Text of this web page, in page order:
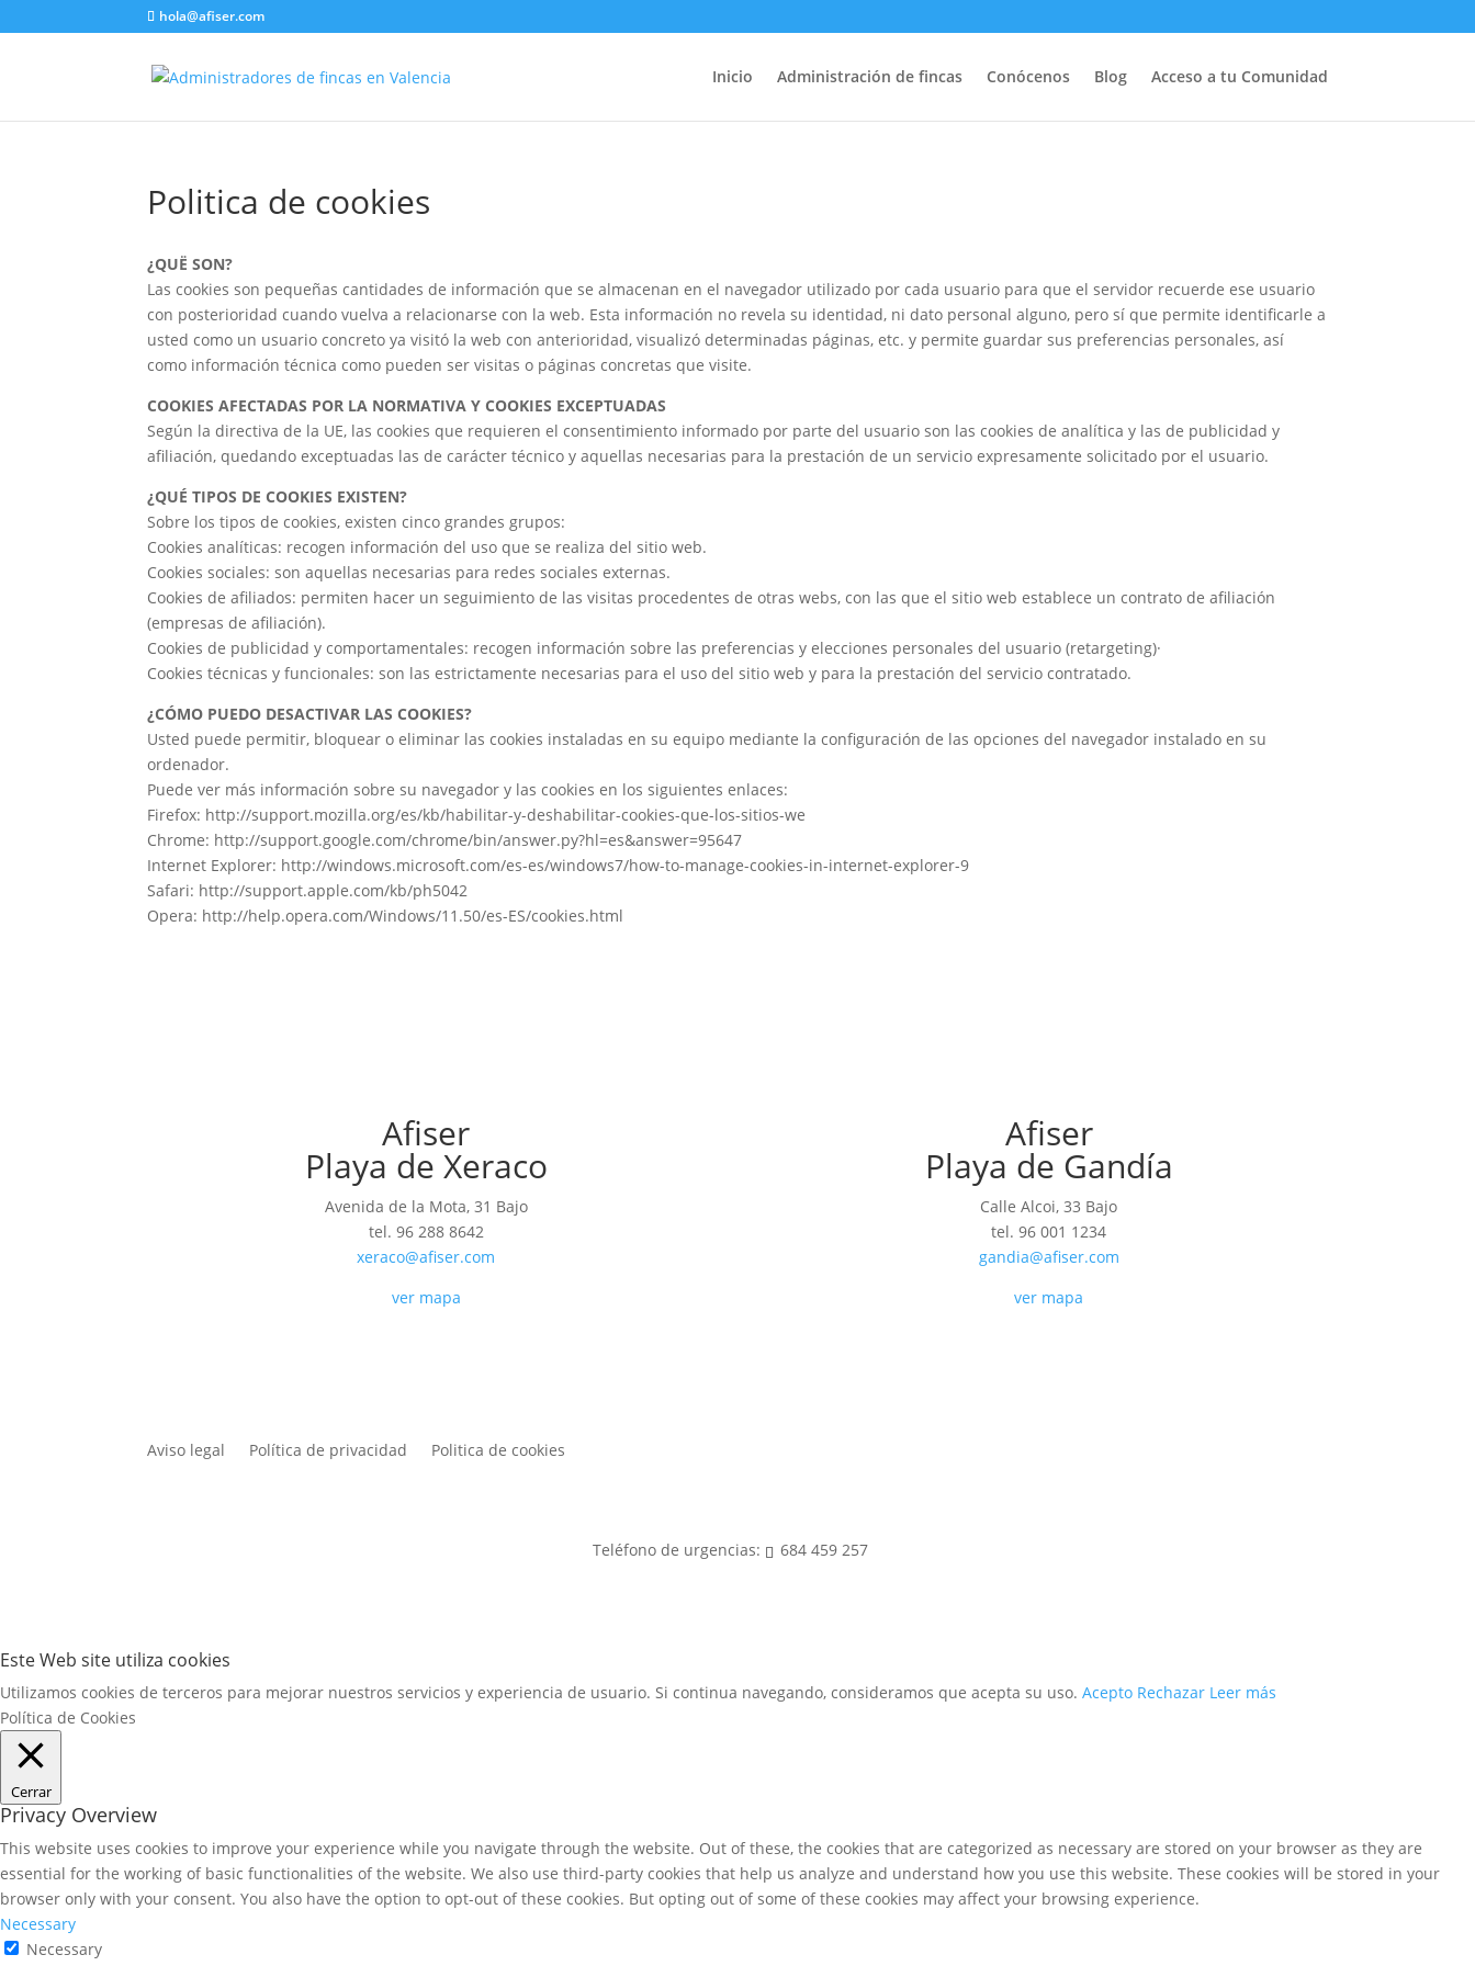
hola@afiser.com
Inicio Administración de fincas Conócenos Blog Acceso a tu Comunidad
Politica de cookies
¿QUË SON?
Las cookies son pequeñas cantidades de información que se almacenan en el navegador utilizado por cada usuario para que el servidor recuerde ese usuario
con posterioridad cuando vuelva a relacionarse con la web. Esta información no revela su identidad, ni dato personal alguno, pero sí que permite identificarle a
usted como un usuario concreto ya visitó la web con anterioridad, visualizó determinadas páginas, etc. y permite guardar sus preferencias personales, así
como información técnica como pueden ser visitas o páginas concretas que visite.
COOKIES AFECTADAS POR LA NORMATIVA Y COOKIES EXCEPTUADAS
Según la directiva de la UE, las cookies que requieren el consentimiento informado por parte del usuario son las cookies de analítica y las de publicidad y
afiliación, quedando exceptuadas las de carácter técnico y aquellas necesarias para la prestación de un servicio expresamente solicitado por el usuario.
¿QUÉ TIPOS DE COOKIES EXISTEN?
Sobre los tipos de cookies, existen cinco grandes grupos:
Cookies analíticas: recogen información del uso que se realiza del sitio web.
Cookies sociales: son aquellas necesarias para redes sociales externas.
Cookies de afiliados: permiten hacer un seguimiento de las visitas procedentes de otras webs, con las que el sitio web establece un contrato de afiliación
(empresas de afiliación).
Cookies de publicidad y comportamentales: recogen información sobre las preferencias y elecciones personales del usuario (retargeting)·
Cookies técnicas y funcionales: son las estrictamente necesarias para el uso del sitio web y para la prestación del servicio contratado.
¿CÓMO PUEDO DESACTIVAR LAS COOKIES?
Usted puede permitir, bloquear o eliminar las cookies instaladas en su equipo mediante la configuración de las opciones del navegador instalado en su
ordenador.
Puede ver más información sobre su navegador y las cookies en los siguientes enlaces:
Firefox: http://support.mozilla.org/es/kb/habilitar-y-deshabilitar-cookies-que-los-sitios-we
Chrome: http://support.google.com/chrome/bin/answer.py?hl=es&answer=95647
Internet Explorer: http://windows.microsoft.com/es-es/windows7/how-to-manage-cookies-in-internet-explorer-9
Safari: http://support.apple.com/kb/ph5042
Opera: http://help.opera.com/Windows/11.50/es-ES/cookies.html
Afiser
Playa de Xeraco
Avenida de la Mota, 31 Bajo
tel. 96 288 8642
xeraco@afiser.com
ver mapa
Afiser
Playa de Gandía
Calle Alcoi, 33 Bajo
tel. 96 001 1234
gandia@afiser.com
ver mapa
Aviso legal Política de privacidad Politica de cookies
Teléfono de urgencias: 684 459 257
Este Web site utiliza cookies
Utilizamos cookies de terceros para mejorar nuestros servicios y experiencia de usuario. Si continua navegando, consideramos que acepta su uso. Acepto Rechazar Leer más
Política de Cookies
Cerrar
Privacy Overview
This website uses cookies to improve your experience while you navigate through the website. Out of these, the cookies that are categorized as necessary are stored on your browser as they are
essential for the working of basic functionalities of the website. We also use third-party cookies that help us analyze and understand how you use this website. These cookies will be stored in your
browser only with your consent. You also have the option to opt-out of these cookies. But opting out of some of these cookies may affect your browsing experience.
Necessary
Necessary